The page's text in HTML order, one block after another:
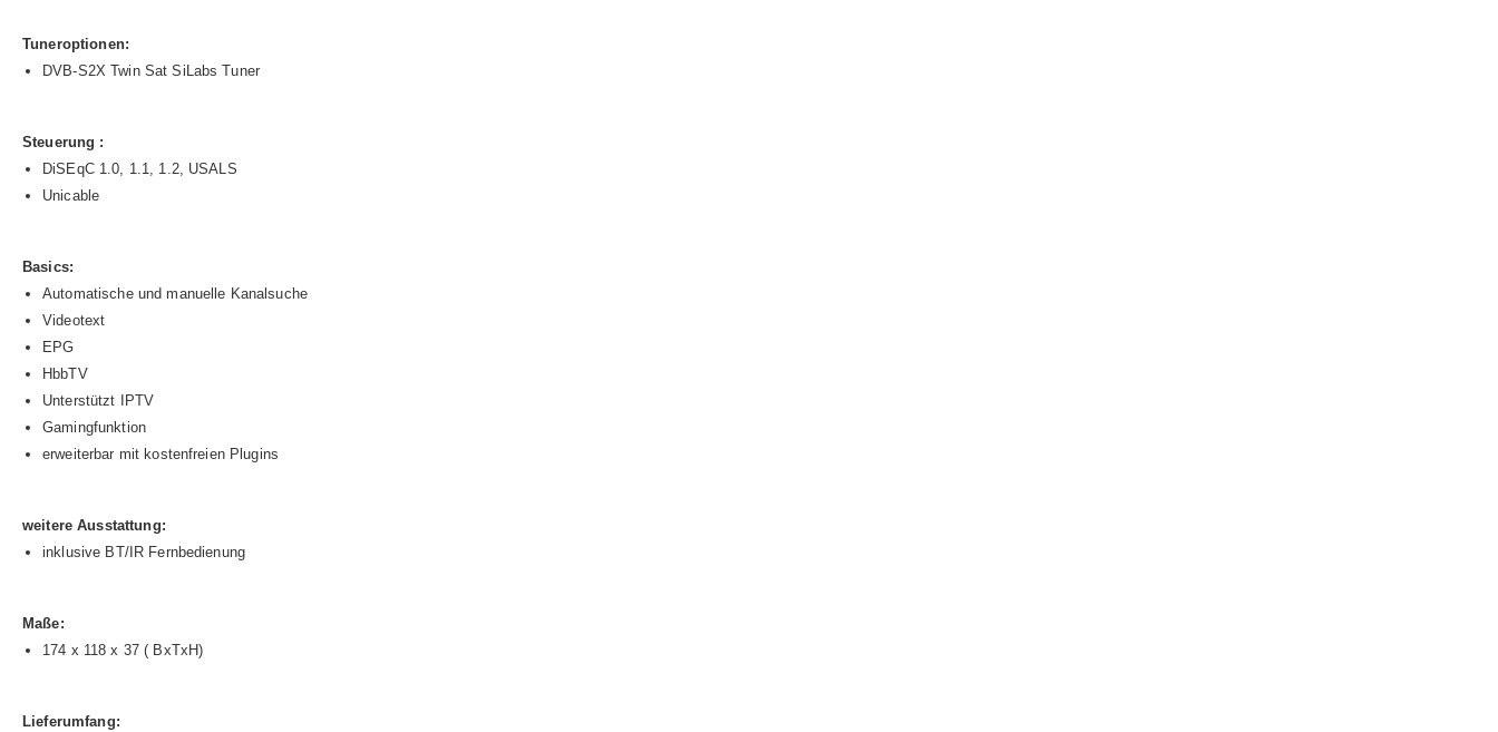
Tuneroptionen:
DVB-S2X Twin Sat SiLabs Tuner
Steuerung :
DiSEqC 1.0, 1.1, 1.2, USALS
Unicable
Basics:
Automatische und manuelle Kanalsuche
Videotext
EPG
HbbTV
Unterstützt IPTV
Gamingfunktion
erweiterbar mit kostenfreien Plugins
weitere Ausstattung:
inklusive BT/IR Fernbedienung
Maße:
174 x 118 x 37 ( BxTxH)
Lieferumfang: